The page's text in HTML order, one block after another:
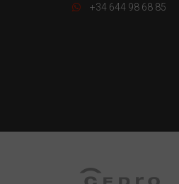
+34 644 98 68 85